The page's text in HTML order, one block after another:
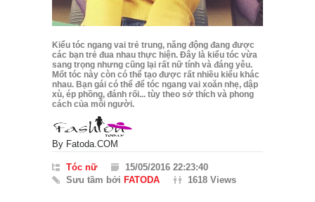
Kiểu tóc ngang vai trẻ trung, năng động đang được
các bạn trẻ đua nhau thực hiện. Đây là kiểu tóc vừa
sang trọng nhưng cũng lại rất nữ tính và đáng yêu.
Mốt tóc này còn có thể tạo được rất nhiều kiểu khác
nhau. Bạn gái có thể để tóc ngang vai xoăn nhẹ, dập
xù, ép phồng, đánh rối... tùy theo sở thích và phong
cách của mỗi người.
By Fatoda.COM
Tóc nữ
15/05/2016 22:23:40
Sưu tầm bởi FATODA 1618 Views